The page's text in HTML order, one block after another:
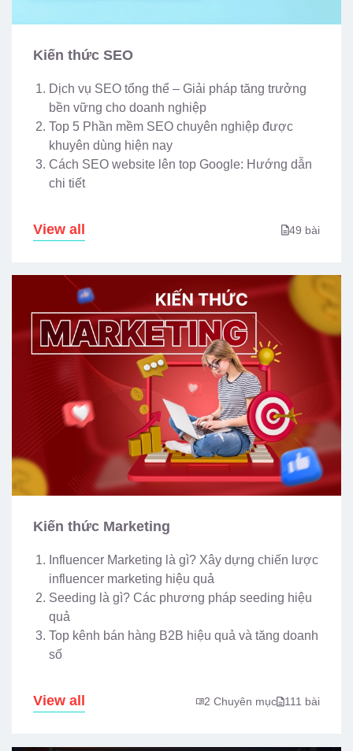
Kiến thức SEO
Dịch vụ SEO tổng thể – Giải pháp tăng trưởng
bền vững cho doanh nghiệp
Top 5 Phần mềm SEO chuyên nghiệp được
khuyên dùng hiện nay
Cách SEO website lên top Google: Hướng dẫn
chi tiết
View all 49 bài
Kiến thức Marketing
Influencer Marketing là gì? Xây dựng chiến lược
influencer marketing hiệu quả
Seeding là gì? Các phương pháp seeding hiệu
quả
Top kênh bán hàng B2B hiệu quả và tăng doanh
số
View all 2 Chuyên mục 111 bài